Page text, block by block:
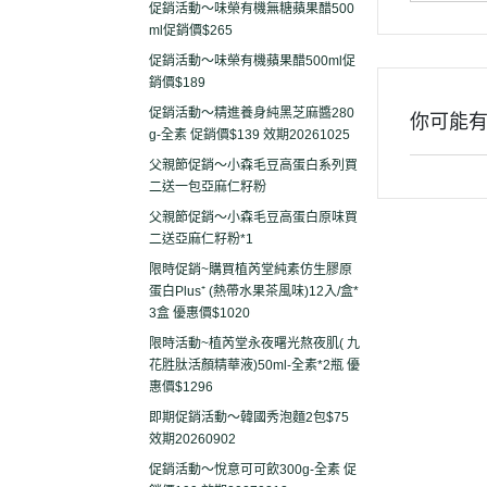
促銷活動～味榮有機無糖蘋果醋500
ml促銷價$265
促銷活動～味榮有機蘋果醋500ml促
銷價$189
促銷活動～精進養身純黑芝麻醬280
g-全素 促銷價$139 效期20261025
父親節促銷～小森毛豆高蛋白系列買
二送一包亞麻仁籽粉
父親節促銷～小森毛豆高蛋白原味買
二送亞麻仁籽粉*1
限時促銷~購買植芮堂純素仿生膠原
蛋白Plus⁺ (熱帶水果茶風味)12入/盒*
3盒 優惠價$1020
限時活動~植芮堂永夜曙光熬夜肌( 九
花胜肽活顏精華液)50ml-全素*2瓶 優
惠價$1296
即期促銷活動～韓國秀泡麵2包$75
效期20260902
促銷活動～悅意可可飲300g-全素 促
你可能